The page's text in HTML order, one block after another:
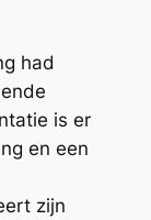
had
is er
en een
zijn